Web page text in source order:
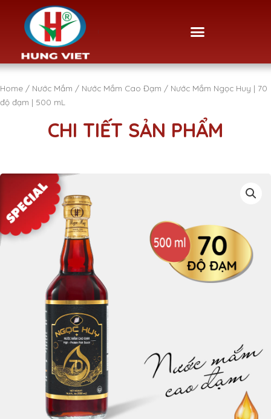
content
Menu
Home / Nước Mắm / Nước Mắm Cao Đạm / Nước Mắm Ngọc Huy | 70
độ đạm | 500 mL
CHI TIẾT SẢN PHẨM